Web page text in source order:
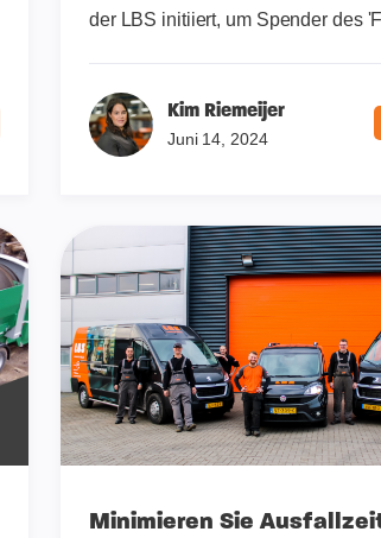
der LBS initiiert, um Spender des
Kim Riemeijer
Juni 14, 2024
Minimieren Sie